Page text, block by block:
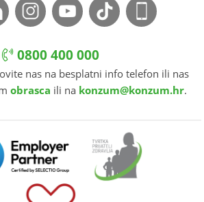
0800 400 000
nas na besplatni info telefon ili nas
obrasca ili na konzum@konzum.hr.